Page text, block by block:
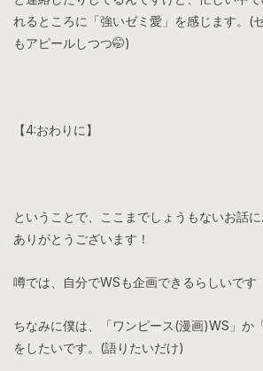
れるところに「強いゼミ愛」を感じます。(
もアピールしつつ🤭)
【4:おわりに】
ということで、ここまでしょうもないお話
ありがとうございます！
噂では、自分でWSも企画できるらしいです
ちなみに僕は、「ワンピース(漫画)WS」か
をしたいです。(語りたいだけ)